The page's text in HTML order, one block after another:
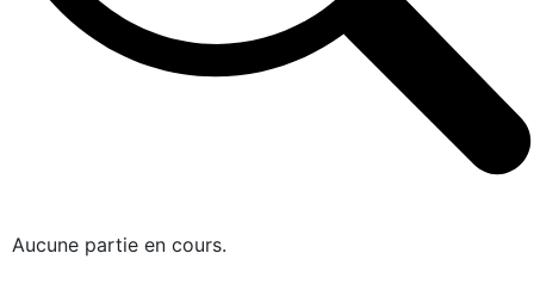
Aucune partie en cours.